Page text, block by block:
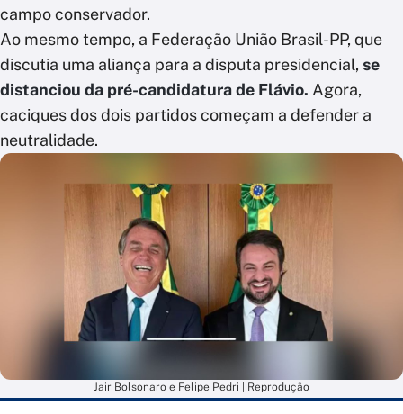
campo conservador.
Ao mesmo tempo, a Federação União Brasil-PP, que
discutia uma aliança para a disputa presidencial, se
distanciou da pré-candidatura de Flávio. Agora,
caciques dos dois partidos começam a defender a
neutralidade.
Jair Bolsonaro e Felipe Pedri | Reprodução